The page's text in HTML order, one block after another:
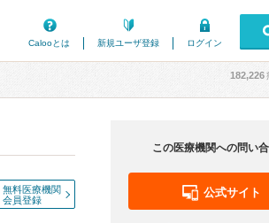
Calooとは
新規ユーザ登録 ログイン
182,226
無料医療機関
会員登録
この医療機関への問い
公式サイト